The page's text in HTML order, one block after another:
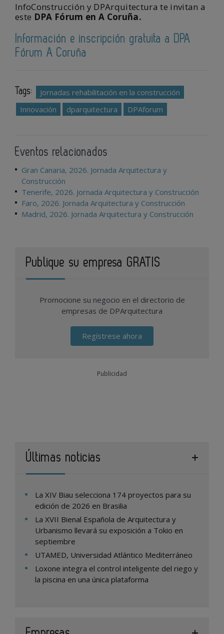
InfoConstrucción y DPArquitectura te invitan a
este DPA Fórum en A Coruña.
Información e inscripción gratuita a DPA
Fórum A Coruña
Tags:
Jornadas rehabilitación en la construcción
Innovación
dparquitectura DPAforum
Eventos relacionados
Gran Canaria, 2026. Jornada Arquitectura y
Construcción
Tenerife, 2026. Jornada Arquitectura y Construcción
Faro, 2026. Jornada Arquitectura y Construcción
Madrid, 2026. Jornada Arquitectura y Construcción
Publique su empresa GRATIS
Promocione su negocio en el directorio de
empresas de DPArquitectura
Regístrese ahora
Publicidad
Últimas noticias
La XIV Biau selecciona 174 proyectos para su
edición de 2026 en Brasilia
La XVII Bienal Española de Arquitectura y
Urbanismo llevará su exposición a Tokio en
septiembre
UTAMED, Universidad Atlántico Mediterráneo
Loxone integra el control inteligente del riego y
la piscina en una única plataforma